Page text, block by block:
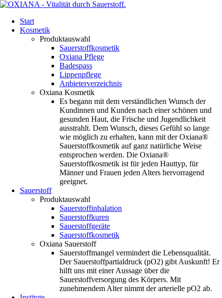
Start
Kosmetik
Produktauswahl
Sauerstoffkosmetik
Oxiana Pflege
Badespass
Lippenpflege
Anbieterverzeichnis
Oxiana Kosmetik
Es begann mit dem verständlichen Wunsch der
Kundinnen und Kunden nach einer schönen und
gesunden Haut, die Frische und Jugendlichkeit
ausstrahlt. Dem Wunsch, dieses Gefühl so lange
wie möglich zu erhalten, kann mit der Oxiana®
Sauerstoffkosmetik auf ganz natürliche Weise
entsprochen werden. Die Oxiana®
Sauerstoffkosmetik ist für jeden Hauttyp, für
Männer und Frauen jeden Alters hervorragend
geeignet.
Sauerstoff
Produktauswahl
Sauerstoffinhalation
Sauerstoffkuren
Sauerstoffgeräte
Sauerstoffkosmetik
Oxiana Sauerstoff
Sauerstoffmangel vermindert die Lebensqualität.
Der Sauerstoffpartialdruck (pO2) gibt Auskunft! Er
hilft uns mit einer Aussage über die
Sauerstoffversorgung des Körpers. Mit
zunehmendem Alter nimmt der arterielle pO2 ab.